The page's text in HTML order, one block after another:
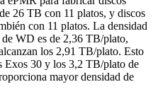
26 TB con 11 platos, y discos
con 11 platos. La densidad
WD es de 2,36 TB/plato,
los 2,91 TB/plato. Esto
Exos 30 y los 3,2 TB/plato de
mayor densidad de